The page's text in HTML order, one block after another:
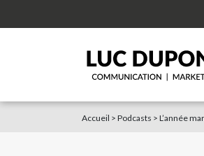
Accueil > Podcasts > L’année